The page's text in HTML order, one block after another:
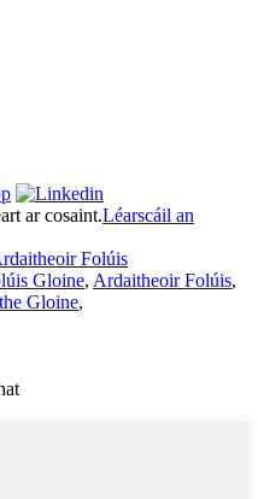
ar cosaint.Léarscáil an
Folúis
Gloine, Ardaitheoir Folúis,
Gloine,